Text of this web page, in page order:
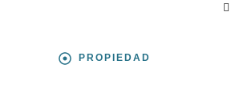
PROPIEDAD